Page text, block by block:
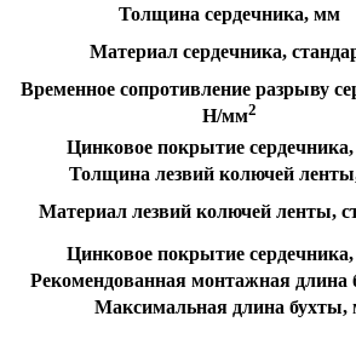
Толщина сердечника, мм
Материал сердечника,
Временное сопротивление разрыву
Н/мм2
Цинковое покрытие
Толщина лезвий колючей
Материал лезвий колючей ленты,
Цинковое покрытие
Рекомендованная монтажная длина
Максимальная длина бухты,